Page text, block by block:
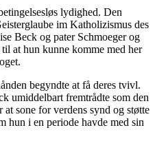
lydighed. Den
im Katholizismus des
Beck og pater Schmoeger og
at hun kunne komme med her
begyndte at få deres tvivl.
umiddelbart fremtrådte som den
sone for verdens synd og støtte
hun i en periode havde med sin